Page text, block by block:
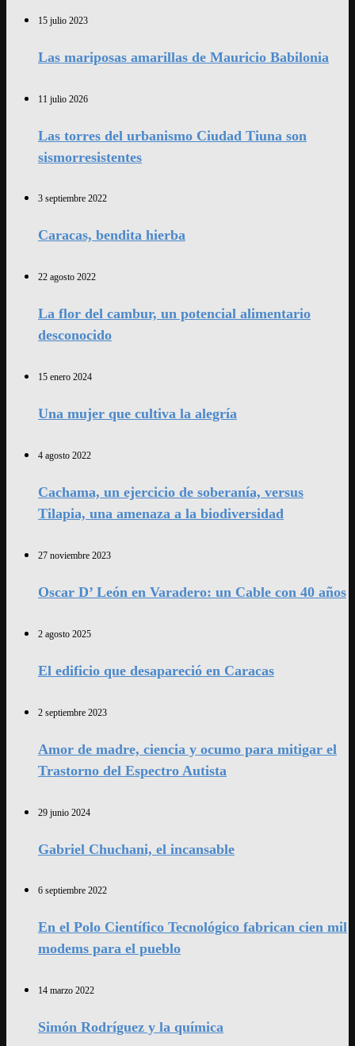
15 julio 2023
Las mariposas amarillas de Mauricio Babilonia
11 julio 2026
Las torres del urbanismo Ciudad Tiuna son
sismorresistentes
3 septiembre 2022
Caracas, bendita hierba
22 agosto 2022
La flor del cambur, un potencial alimentario
desconocido
15 enero 2024
Una mujer que cultiva la alegría
4 agosto 2022
Cachama, un ejercicio de soberanía, versus
Tilapia, una amenaza a la biodiversidad
27 noviembre 2023
Oscar D’ León en Varadero: un Cable con 40 años
2 agosto 2025
El edificio que desapareció en Caracas
2 septiembre 2023
Amor de madre, ciencia y ocumo para mitigar el
Trastorno del Espectro Autista
29 junio 2024
Gabriel Chuchani, el incansable
6 septiembre 2022
En el Polo Científico Tecnológico fabrican cien mil
modems para el pueblo
14 marzo 2022
Simón Rodríguez y la química